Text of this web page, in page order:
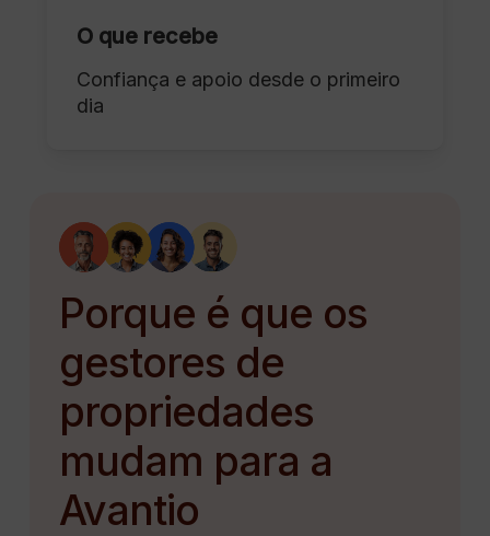
O que recebe
Confiança e apoio desde o primeiro
dia
Porque é que os
gestores de
propriedades
mudam para a
Avantio